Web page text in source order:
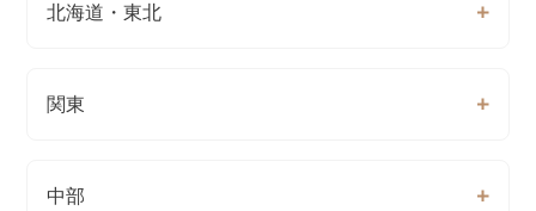
北海道・東北
関東
中部